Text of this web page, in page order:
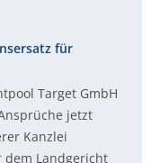
für
Target GmbH
jetzt
Kanzlei
dem Landgericht